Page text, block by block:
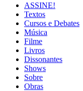
ASSINE!
Textos
Cursos e Debates
Música
Filme
Livros
Dissonantes
Shows
Sobre
Obras